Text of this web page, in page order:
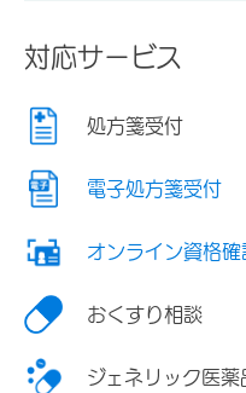
対応サービス
処方箋受付
電子処方箋受付
オンライン資格確
おくすり相談
ジェネリック医